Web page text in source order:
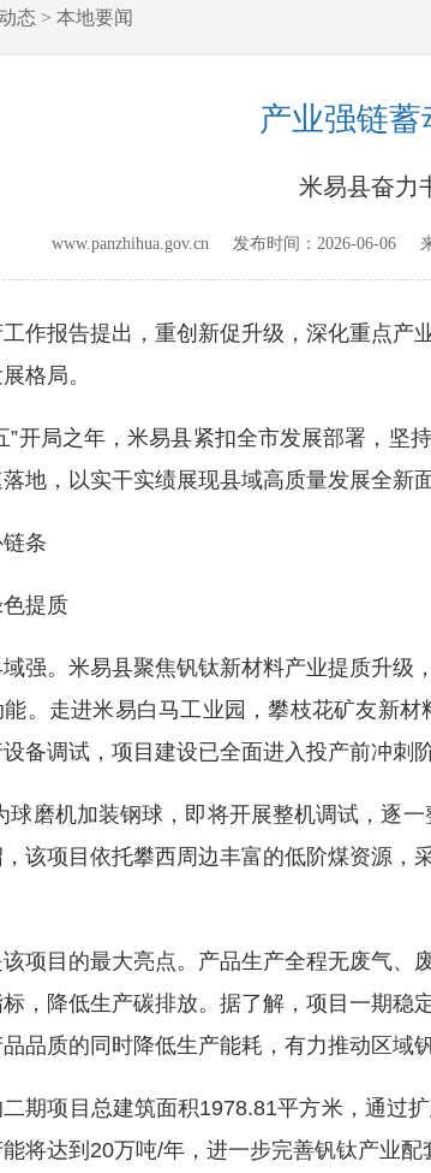
态 > 本地要闻
产业强链
米易县奋力
www.panzhihua.gov.cn 发布时间： 2026-06-06来
报告提出，重创新促升级，深化重点产
格局。
局之年，米易县紧扣全市发展部署，坚
地，以实干实绩展现县域高质量发展全新面
条
提质
。米易县聚焦钒钛新材料产业提质升级
。走进米易白马工业园，攀枝花矿友新
备调试，项目建设已全面进入投产前冲刺阶
磨机加装钢球，即将开展整机调试，逐一
该项目依托攀西周边丰富的低阶煤资源
目的最大亮点。产品生产全程无废气、
，降低生产碳排放。据了解，项目一期
品质的同时降低生产能耗，有力推动区域
项目总建筑面积1978.81平方米，通过扩
将达到20万吨/年，进一步完善钒钛产业